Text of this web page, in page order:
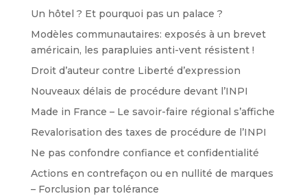
Un hôtel ? Et pourquoi pas un palace ?
Modèles communautaires: exposés à un brevet
américain, les parapluies anti-vent résistent !
Droit d’auteur contre Liberté d’expression
Nouveaux délais de procédure devant l’INPI
Made in France – Le savoir-faire régional s’affiche
Revalorisation des taxes de procédure de l’INPI
Ne pas confondre confiance et confidentialité
Actions en contrefaçon ou en nullité de marques
– Forclusion par tolérance